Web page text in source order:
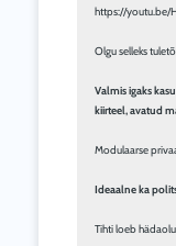
https://youtu.be/
Olgu selleks
Valmis igaks
kiirteel, avatud
Modulaarse
Ideaalne ka
Tihti loeb